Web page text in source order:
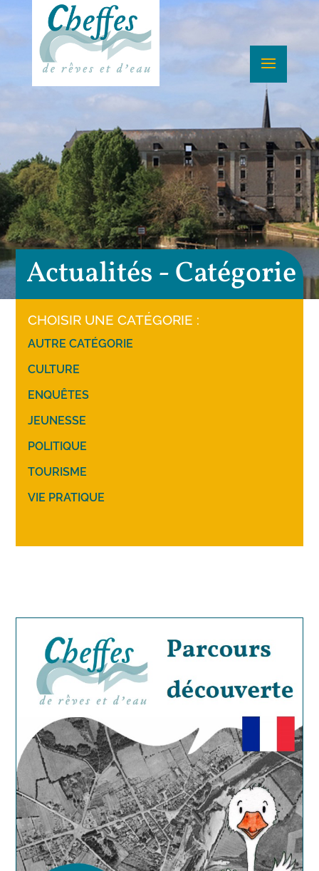
Actualités - Catégorie
CHOISIR UNE CATÉGORIE :
AUTRE CATÉGORIE
CULTURE
ENQUÊTES
JEUNESSE
POLITIQUE
TOURISME
VIE PRATIQUE